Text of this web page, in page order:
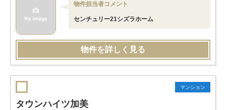
物件担当者コメント
センチュリー21シズラホーム
物件を詳しく見る
マンション
タウンハイツ加美